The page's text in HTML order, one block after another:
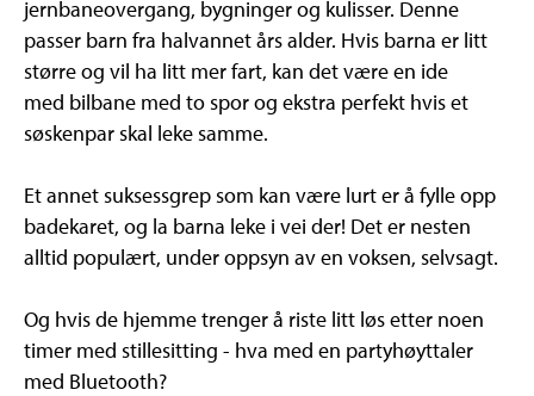
jernbaneovergang, bygninger og kulisser. Denne
passer barn fra halvannet års alder. Hvis barna er litt
større og vil ha litt mer fart, kan det være en ide
med bilbane med to spor og ekstra perfekt hvis et
søskenpar skal leke samme.
Et annet suksessgrep som kan være lurt er å fylle opp
badekaret, og la barna leke i vei der! Det er nesten
alltid populært, under oppsyn av en voksen, selvsagt.
Og hvis de hjemme trenger å riste litt løs etter noen
timer med stillesitting - hva med en partyhøyttaler
med Bluetooth?